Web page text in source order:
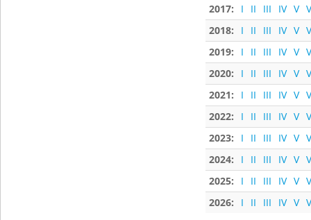
2017:
I II III IV V
2018:
I II III IV V
2019:
I II III IV V
2020:
I II III IV V
2021:
I II III IV V
2022:
I II III IV V
2023:
I II III IV V
2024:
I II III IV V
2025:
I II III IV V
2026:
I II III IV V